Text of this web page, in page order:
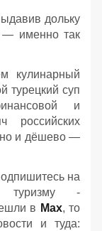
дольку
— именно так
кулинарный
турецкий суп
и
российских
и дёшево —
на
туризму -
в Мах, то
и туда: